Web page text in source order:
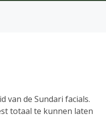
van de Sundari facials.
totaal te kunnen laten